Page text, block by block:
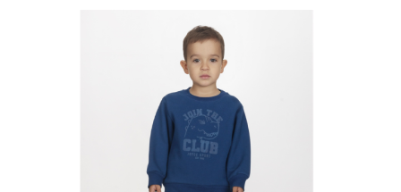
was:
€30,00.
τιμή
είναι:
€19,00.